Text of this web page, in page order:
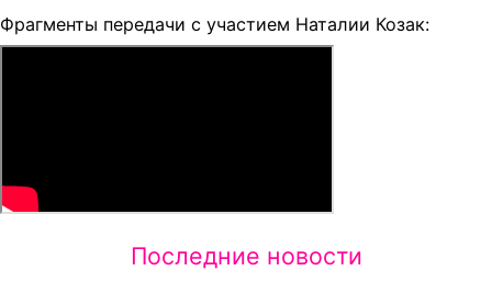
Фрагменты передачи с участием Наталии Козак:
Последние новости